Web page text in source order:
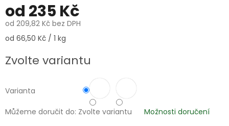
od 235 Kč
od 209,82 Kč bez DPH
Měrná
od 66,50 Kč / 1 kg
Zvolte variantu
Varianta
Můžeme doručit do: Zvolte variantu Možnosti doručení